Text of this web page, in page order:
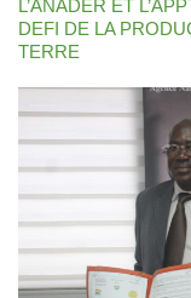
L’ANADER ET
DEFI DE LA
TERRE